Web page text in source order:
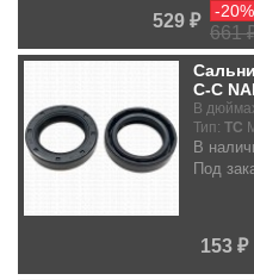
529 ₽
661
-20%
C-C
В
Тип: TC
В
Под
153 ₽